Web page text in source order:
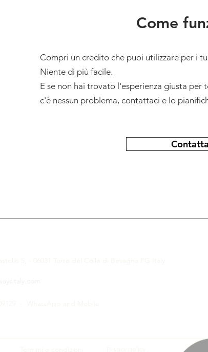
Come
Compri un credito che puoi utilizzare per i
Niente di più facile.
E se non hai trovato l'esperienza giusta per
c'è nessun problema, contattaci e lo